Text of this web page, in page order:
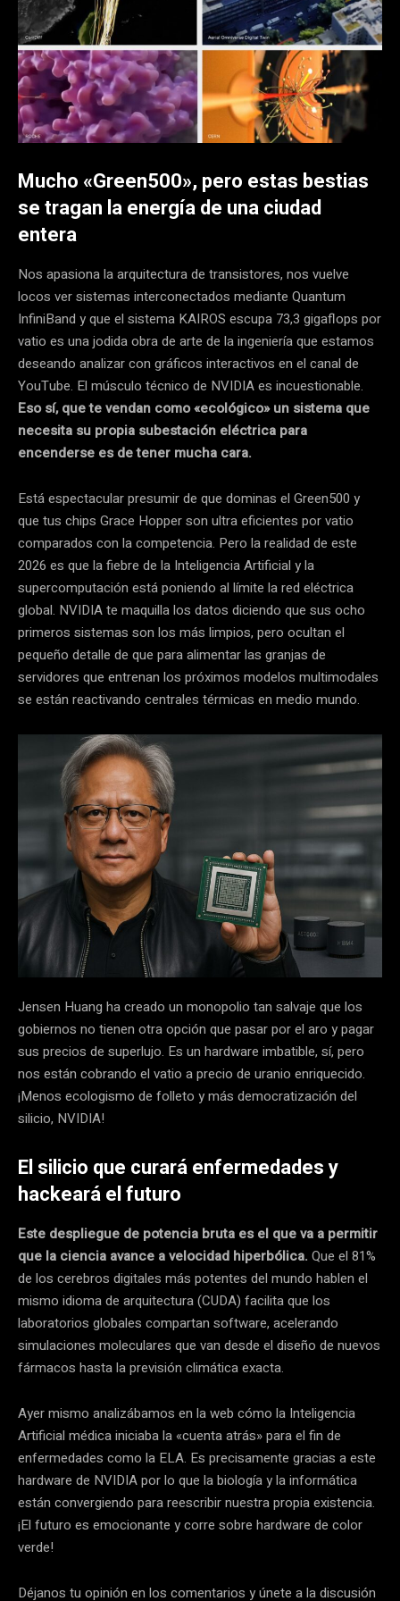
Mucho «Green500», pero estas bestias
se tragan la energía de una ciudad
entera
Nos apasiona la arquitectura de transistores, nos vuelve
locos ver sistemas interconectados mediante Quantum
InfiniBand y que el sistema KAIROS escupa 73,3 gigaflops por
vatio es una jodida obra de arte de la ingeniería que estamos
deseando analizar con gráficos interactivos en el canal de
YouTube. El músculo técnico de NVIDIA es incuestionable.
Eso sí, que te vendan como «ecológico» un sistema que
necesita su propia subestación eléctrica para
encenderse es de tener mucha cara.
Está espectacular presumir de que dominas el Green500 y
que tus chips Grace Hopper son ultra eficientes por vatio
comparados con la competencia. Pero la realidad de este
2026 es que la fiebre de la Inteligencia Artificial y la
supercomputación está poniendo al límite la red eléctrica
global. NVIDIA te maquilla los datos diciendo que sus ocho
primeros sistemas son los más limpios, pero ocultan el
pequeño detalle de que para alimentar las granjas de
servidores que entrenan los próximos modelos multimodales
se están reactivando centrales térmicas en medio mundo.
Jensen Huang ha creado un monopolio tan salvaje que los
gobiernos no tienen otra opción que pasar por el aro y pagar
sus precios de superlujo. Es un hardware imbatible, sí, pero
nos están cobrando el vatio a precio de uranio enriquecido.
¡Menos ecologismo de folleto y más democratización del
silicio, NVIDIA!
El silicio que curará enfermedades y
hackeará el futuro
Este despliegue de potencia bruta es el que va a permitir
que la ciencia avance a velocidad hiperbólica. Que el 81%
de los cerebros digitales más potentes del mundo hablen el
mismo idioma de arquitectura (CUDA) facilita que los
laboratorios globales compartan software, acelerando
simulaciones moleculares que van desde el diseño de nuevos
fármacos hasta la previsión climática exacta.
Ayer mismo analizábamos en la web cómo la Inteligencia
Artificial médica iniciaba la «cuenta atrás» para el fin de
enfermedades como la ELA. Es precisamente gracias a este
hardware de NVIDIA por lo que la biología y la informática
están convergiendo para reescribir nuestra propia existencia.
¡El futuro es emocionante y corre sobre hardware de color
verde!
Déjanos tu opinión en los comentarios y únete a la discusión